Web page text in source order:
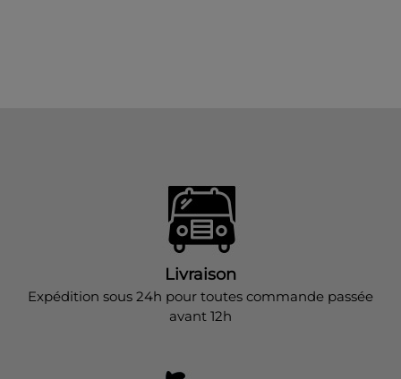
Livraison
Expédition sous 24h pour toutes commande passée
avant 12h